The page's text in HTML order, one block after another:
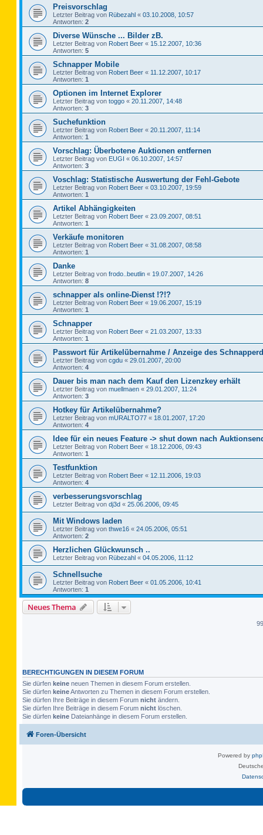
Preisvorschlag
Letzter Beitrag von Rübezahl « 03.10.2008, 10:57
Antworten: 2
Diverse Wünsche ... Bilder zB.
Letzter Beitrag von Robert Beer « 15.12.2007, 10:36
Antworten: 5
Schnapper Mobile
Letzter Beitrag von Robert Beer « 11.12.2007, 10:17
Antworten: 1
Optionen im Internet Explorer
Letzter Beitrag von toggo « 20.11.2007, 14:48
Antworten: 3
Suchefunktion
Letzter Beitrag von Robert Beer « 20.11.2007, 11:14
Antworten: 1
Vorschlag: Überbotene Auktionen entfernen
Letzter Beitrag von EUGI « 06.10.2007, 14:57
Antworten: 3
Voschlag: Statistische Auswertung der Fehl-Gebote
Letzter Beitrag von Robert Beer « 03.10.2007, 19:59
Antworten: 1
Artikel Abhängigkeiten
Letzter Beitrag von Robert Beer « 23.09.2007, 08:51
Antworten: 1
Verkäufe monitoren
Letzter Beitrag von Robert Beer « 31.08.2007, 08:58
Antworten: 1
Danke
Letzter Beitrag von frodo..beutlin « 19.07.2007, 14:26
Antworten: 8
schnapper als online-Dienst !?!?
Letzter Beitrag von Robert Beer « 19.06.2007, 15:19
Antworten: 1
Schnapper
Letzter Beitrag von Robert Beer « 21.03.2007, 13:33
Antworten: 1
Passwort für Artikelübernahme / Anzeige des
Letzter Beitrag von cgdu « 29.01.2007, 20:00
Antworten: 4
Dauer bis man nach dem Kauf den Lizenzkey erhält
Letzter Beitrag von muellmaen « 29.01.2007, 11:24
Antworten: 3
Hotkey für Artikelübernahme?
Letzter Beitrag von mURALTO77 « 18.01.2007, 17:20
Antworten: 4
Idee für ein neues Feature -> shut down nach
Letzter Beitrag von Robert Beer « 18.12.2006, 09:43
Antworten: 1
Testfunktion
Letzter Beitrag von Robert Beer « 12.11.2006, 19:03
Antworten: 4
verbesserungsvorschlag
Letzter Beitrag von dj3d « 25.06.2006, 09:45
Mit Windows laden
Letzter Beitrag von thwe16 « 24.05.2006, 05:51
Antworten: 2
Herzlichen Glückwunsch ..
Letzter Beitrag von Rübezahl « 04.05.2006, 11:12
Schnellsuche
Letzter Beitrag von Robert Beer « 01.05.2006, 10:41
Antworten: 1
Neues Thema
BERECHTIGUNGEN IN DIESEM FORUM
Sie dürfen keine neuen Themen in diesem Forum erstellen.
Sie dürfen keineAntworten zu Themen in diesem Forum erstellen.
Sie dürfen Ihre Beiträge in diesem Forum nicht ändern.
Sie dürfen Ihre Beiträge in diesem Forum nicht löschen.
Sie dürfen keine Dateianhänge in diesem Forum erstellen.
Foren-Übersicht
Powered by